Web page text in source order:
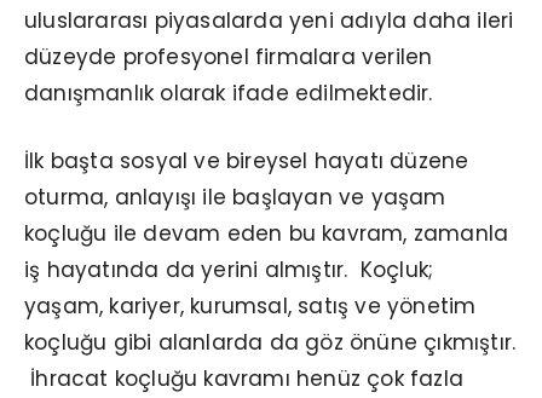
uluslararası piyasalarda yeni adıyla daha ileri
düzeyde profesyonel firmalara verilen
danışmanlık olarak ifade edilmektedir.
İlk başta sosyal ve bireysel hayatı düzene
oturma, anlayışı ile başlayan ve yaşam
koçluğu ile devam eden bu kavram, zamanla
iş hayatında da yerini almıştır. Koçluk;
yaşam, kariyer, kurumsal, satış ve yönetim
koçluğu gibi alanlarda da göz önüne çıkmıştır.
İhracat koçluğu kavramı henüz çok fazla